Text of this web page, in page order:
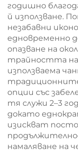
годишно
й използване.
незабавни
едновременно
опазване на
трайността
използваема
опции със
тя служи 2–3
докато
изискват
намаляване на